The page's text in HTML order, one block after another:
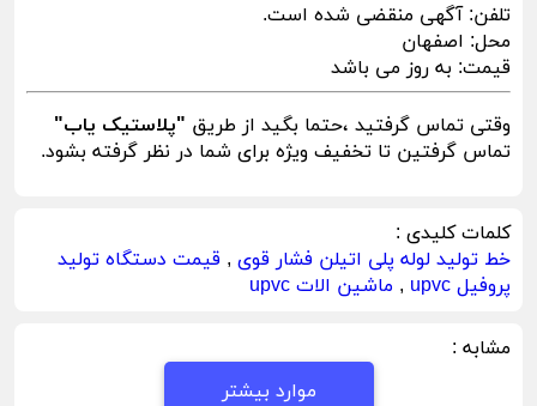
تلفن:آگهی منقضی شده است.
محل: اصفهان
قیمت: به روز می باشد
وقتی تماس گرفتید ،حتما بگید از طریق "پلاستیک یاب"
تماس گرفتین تا تخفیف ویژه برای شما در نظر گرفته بشود.
کلمات کلیدی :
خط تولید لوله پلی اتیلن فشار قوی , قیمت دستگاه تولید
پروفیل upvc
, ماشین الات upvc
مشابه :
موارد بیشتر